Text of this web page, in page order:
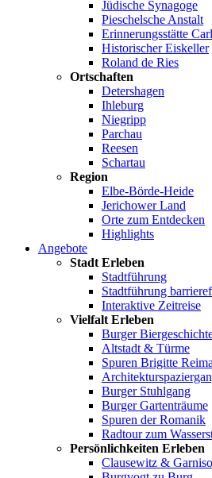
Jüdische Synagoge
Pieschelsche Anstalt
Erinnerungsstätte
Historischer Eiskeller
Roland de Ries
Ortschaften
Detershagen
Ihleburg
Niegripp
Parchau
Reesen
Schartau
Region
Elbe-Börde-Heide
Jerichower Land
Orte zum Entdecken
Highlights
Angebote
Stadt Erleben
Stadtführung
Stadtführung
Interaktive Zeitreise
Vielfalt Erleben
Burger
Altstadt & Türme
Spuren Brigitte
Burger Stuhlgang
Burger Gartenträume
Spuren der Romanik
Radtour zum
Persönlichkeiten Erleben
Clausewitz &